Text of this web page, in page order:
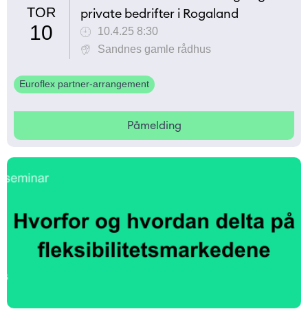
TOR
10
private bedrifter i Rogaland
10.4.25 8:30
Sandnes gamle rådhus
Euroflex partner-arrangement
Påmelding